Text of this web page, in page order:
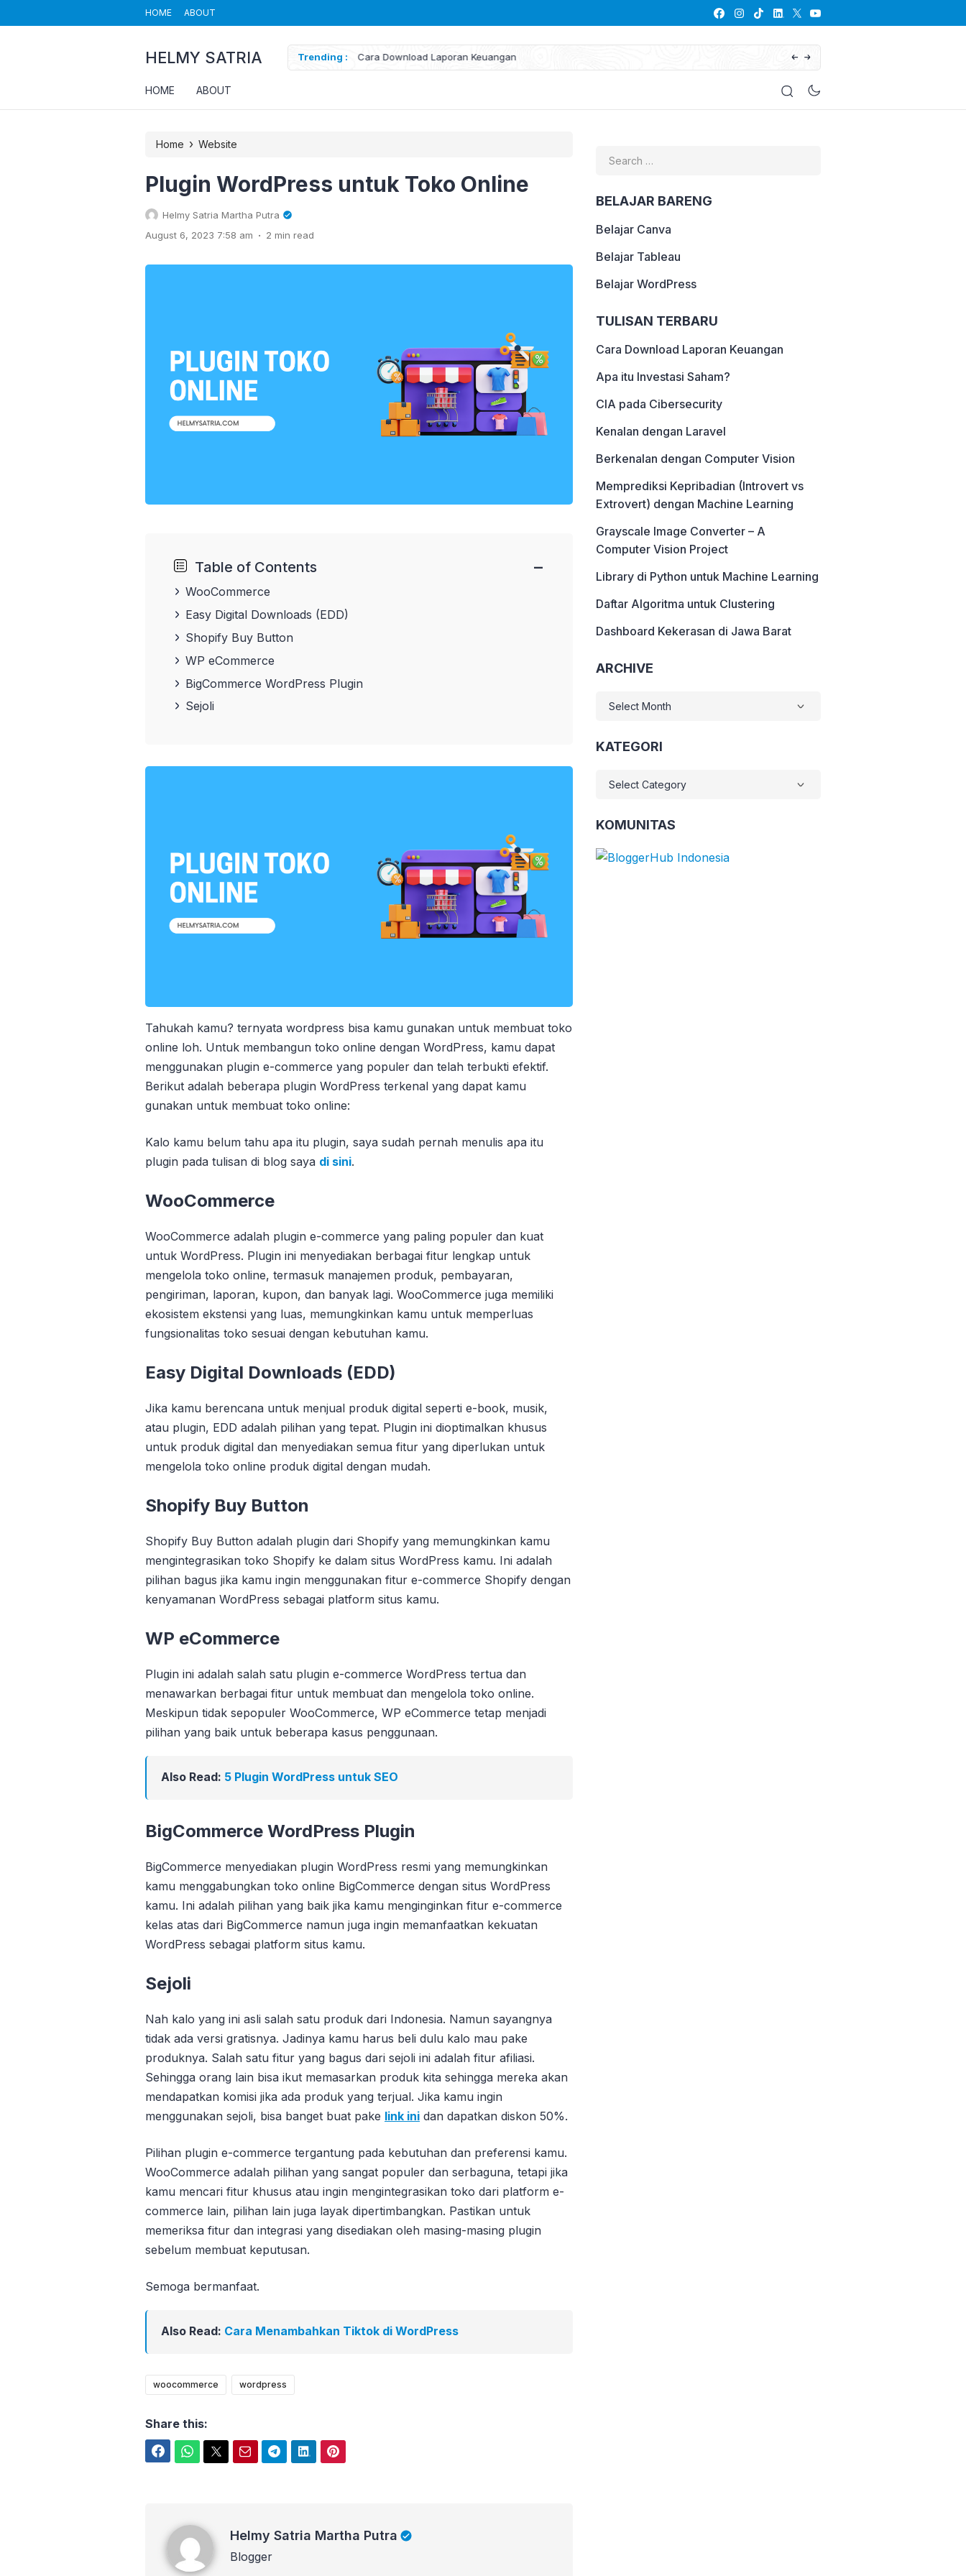
HOME ABOUT
HELMY SATRIA Trending : Cara Download Laporan Keuangan Kenalan dengan Laravel
HOME ABOUT
Home › Website
Plugin WordPress untuk Toko Online
Helmy Satria Martha Putra
August 6, 2023 7:58 am . 2 min read
Table of Contents −
WooCommerce
Easy Digital Downloads (EDD)
Shopify Buy Button
WP eCommerce
BigCommerce WordPress Plugin
Sejoli
Tahukah kamu? ternyata wordpress bisa kamu gunakan untuk membuat toko
online loh. Untuk membangun toko online dengan WordPress, kamu dapat
menggunakan plugin e-commerce yang populer dan telah terbukti efektif.
Berikut adalah beberapa plugin WordPress terkenal yang dapat kamu
gunakan untuk membuat toko online:
Kalo kamu belum tahu apa itu plugin, saya sudah pernah menulis apa itu
plugin pada tulisan di blog saya di sini.
WooCommerce
WooCommerce adalah plugin e-commerce yang paling populer dan kuat
untuk WordPress. Plugin ini menyediakan berbagai fitur lengkap untuk
mengelola toko online, termasuk manajemen produk, pembayaran,
pengiriman, laporan, kupon, dan banyak lagi. WooCommerce juga memiliki
ekosistem ekstensi yang luas, memungkinkan kamu untuk memperluas
fungsionalitas toko sesuai dengan kebutuhan kamu.
Easy Digital Downloads (EDD)
Jika kamu berencana untuk menjual produk digital seperti e-book, musik,
atau plugin, EDD adalah pilihan yang tepat. Plugin ini dioptimalkan khusus
untuk produk digital dan menyediakan semua fitur yang diperlukan untuk
mengelola toko online produk digital dengan mudah.
Shopify Buy Button
Shopify Buy Button adalah plugin dari Shopify yang memungkinkan kamu
mengintegrasikan toko Shopify ke dalam situs WordPress kamu. Ini adalah
pilihan bagus jika kamu ingin menggunakan fitur e-commerce Shopify dengan
kenyamanan WordPress sebagai platform situs kamu.
WP eCommerce
Plugin ini adalah salah satu plugin e-commerce WordPress tertua dan
menawarkan berbagai fitur untuk membuat dan mengelola toko online.
Meskipun tidak sepopuler WooCommerce, WP eCommerce tetap menjadi
pilihan yang baik untuk beberapa kasus penggunaan.
Also Read: 5 Plugin WordPress untuk SEO
BigCommerce WordPress Plugin
BigCommerce menyediakan plugin WordPress resmi yang memungkinkan
kamu menggabungkan toko online BigCommerce dengan situs WordPress
kamu. Ini adalah pilihan yang baik jika kamu menginginkan fitur e-commerce
kelas atas dari BigCommerce namun juga ingin memanfaatkan kekuatan
WordPress sebagai platform situs kamu.
Sejoli
Nah kalo yang ini asli salah satu produk dari Indonesia. Namun sayangnya
tidak ada versi gratisnya. Jadinya kamu harus beli dulu kalo mau pake
produknya. Salah satu fitur yang bagus dari sejoli ini adalah fitur afiliasi.
Sehingga orang lain bisa ikut memasarkan produk kita sehingga mereka akan
mendapatkan komisi jika ada produk yang terjual. Jika kamu ingin
menggunakan sejoli, bisa banget buat pake link ini dan dapatkan diskon 50%.
Pilihan plugin e-commerce tergantung pada kebutuhan dan preferensi kamu.
WooCommerce adalah pilihan yang sangat populer dan serbaguna, tetapi jika
kamu mencari fitur khusus atau ingin mengintegrasikan toko dari platform e-
commerce lain, pilihan lain juga layak dipertimbangkan. Pastikan untuk
memeriksa fitur dan integrasi yang disediakan oleh masing-masing plugin
sebelum membuat keputusan.
Semoga bermanfaat.
Also Read: Cara Menambahkan Tiktok di WordPress
woocommerce wordpress
Share this:
Helmy Satria Martha Putra
Blogger
for:
BELAJAR BARENG
Belajar Canva
Belajar Tableau
Belajar WordPress
TULISAN TERBARU
Cara Download Laporan Keuangan
Apa itu Investasi Saham?
CIA pada Cibersecurity
Kenalan dengan Laravel
Berkenalan dengan Computer Vision
Memprediksi Kepribadian (Introvert vs
Extrovert) dengan Machine Learning
Grayscale Image Converter – A
Computer Vision Project
Library di Python untuk Machine Learning
Daftar Algoritma untuk Clustering
Dashboard Kekerasan di Jawa Barat
ARCHIVE
KATEGORI
KOMUNITAS